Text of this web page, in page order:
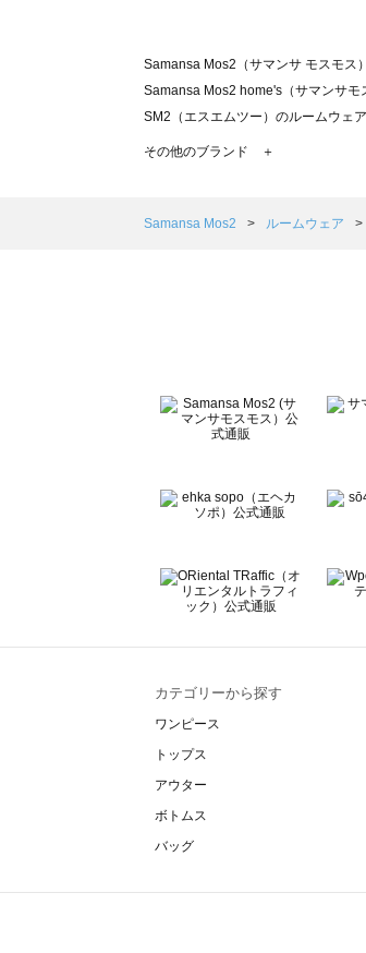
Samansa Mos2（サマンサ モスモス
Samansa Mos2 home's（サマンサ
SM2（エスエムツー）のルームウェ
TSUHARU by Samansa Mos2（ツハ
Samansa Mos2 Lagom（サマンサモ
BETTY'S BLUE（べティーズブルー
Wpc.（ワールドパーティー）のルー
その他のブランド ＋
Samansa Mos2 ルームウェア
カテゴリーから探す
ワンピース
トップス
アウター
ボトムス
バッグ